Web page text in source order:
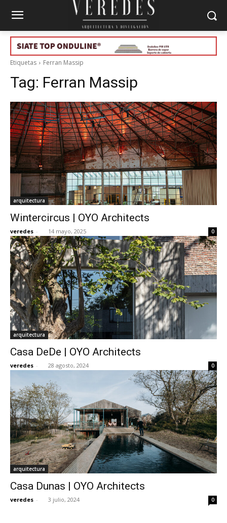
Etiquetas Ferran Massip
Tag: Ferran Massip
arquitectura
Wintercircus | OYO Architects
veredes - 14 mayo, 2025 0
arquitectura
Casa DeDe | OYO Architects
veredes - 28 agosto, 2024 0
arquitectura
Casa Dunas | OYO Architects
veredes - 3 julio, 2024 0